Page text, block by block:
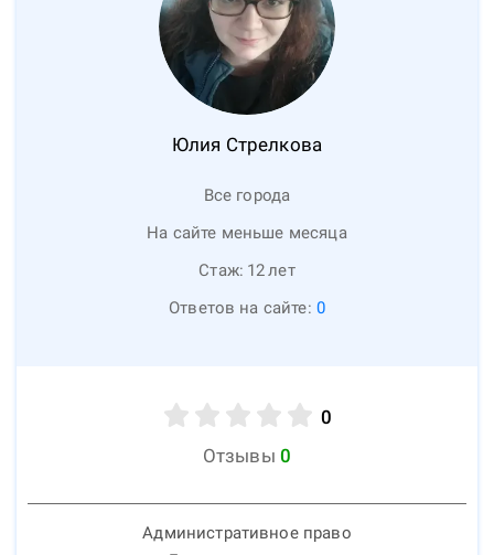
Юлия Стрелкова
Все города
На сайте меньше месяца
Стаж: 12лет
Ответов на сайте: 0
0
Отзывы 0
Административное право